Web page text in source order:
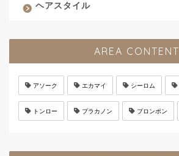
ヘアスタイル
AREA CONTENT
アソーク エカマイ シーロム
トンロー プラカノン プロンポン